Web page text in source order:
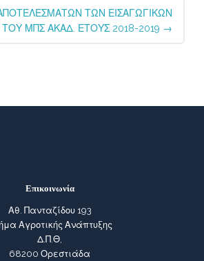
ΤΩΝ ΕΙΣΑΓΩΓΙΚΩΝ
ΜΠΣ ΑΚΑΔ. ΕΤΟΥΣ 2018-2019 →
Επικοινωνία
Αθ. Πανταζίδου 193
Αγροτικής Ανάπτυξης
Δ.Π.Θ,
68200 Ορεστιάδα